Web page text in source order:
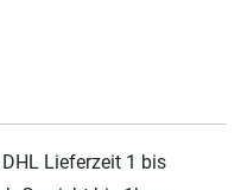
Lieferzeit 1 bis